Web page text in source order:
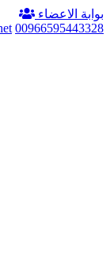
بوابة الاعضاء
00966595443328